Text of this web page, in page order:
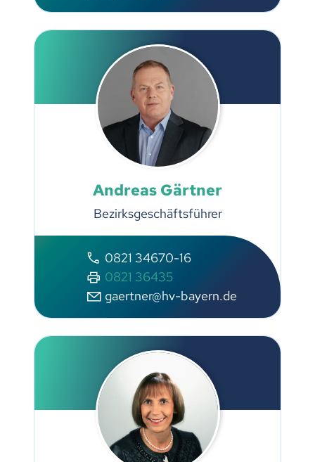
Andreas Gärtner
Bezirksgeschäftsführer
0821 34670-16
0821 36435
gaertner@hv-bayern.de